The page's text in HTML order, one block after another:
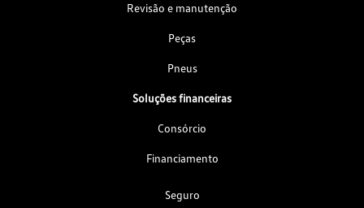
Revisão e manutenção
Peças
Pneus
Soluções financeiras
Consórcio
Financiamento
Seguro